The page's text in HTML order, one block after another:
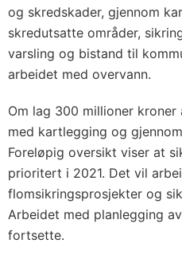
og skredskader, gjennom
skredutsatte områder,
varsling og bistand til
arbeidet med overvann.
Om lag 300 millioner
med kartlegging og
Foreløpig oversikt viser at
prioritert i 2021. Det vil
flomsikringsprosjekter og
Arbeidet med planlegging
fortsette.